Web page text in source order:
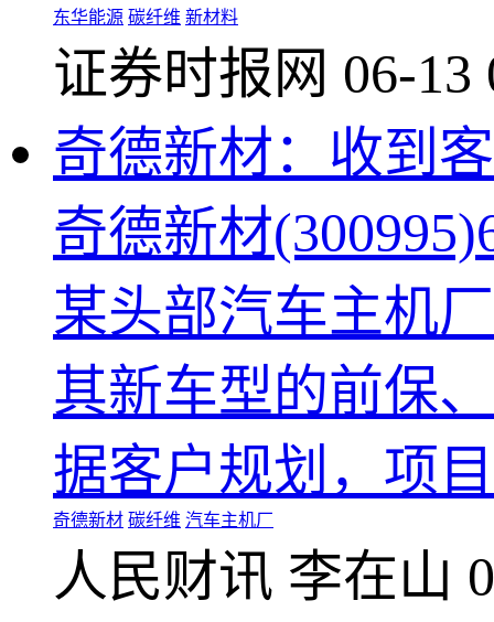
东华能源 碳纤维 新材料
证券时报网 06-13
奇德新材：收到
奇德新材
某头部汽车主机
其新车型的前保
据客户规划，项
奇德新材 碳纤维 汽车主机厂
人民财讯 李在山